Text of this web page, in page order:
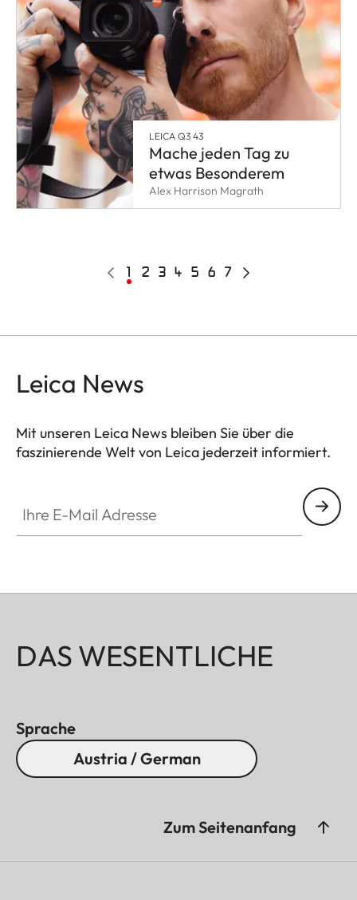
LEICA Q3 43
Mache jeden Tag zu
etwas Besonderem
Alex Harrison Magrath
Pagination
Vorherige
Seite
Aktuelle
Seite
1 Page
2 Page
3 Page
4 Page
5 Page
6 Page
7
Nächste
Leica News
Mit unseren Leica News bleiben Sie über die
faszinierende Welt von Leica jederzeit informiert.
DAS WESENTLICHE
Sprache
Austria / German
Zum Seitenanfang